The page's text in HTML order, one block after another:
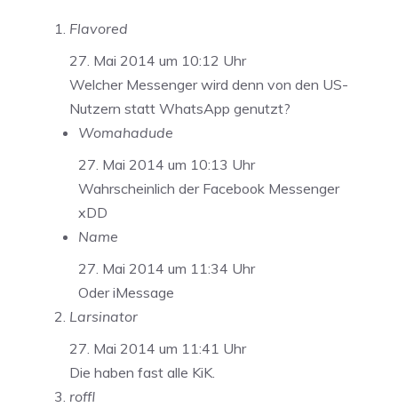
Flavored
27. Mai 2014 um 10:12 Uhr
Welcher Messenger wird denn von den US-
Nutzern statt WhatsApp genutzt?
Womahadude
27. Mai 2014 um 10:13 Uhr
Wahrscheinlich der Facebook Messenger
xDD
Name
27. Mai 2014 um 11:34 Uhr
Oder iMessage
Larsinator
27. Mai 2014 um 11:41 Uhr
Die haben fast alle KiK.
roffl